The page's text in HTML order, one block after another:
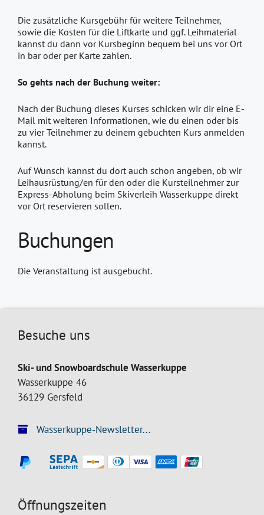
Die zusätzliche Kursgebühr für weitere Teilnehmer,
sowie die Kosten für die Liftkarte und ggf. Leihmaterial
kannst du dann vor Kursbeginn bequem bei uns vor Ort
in bar oder per Karte zahlen.
So gehts nach der Buchung weiter:
Nach der Buchung dieses Kurses schicken wir dir eine E-
Mail mit weiteren Informationen, wie du einen oder bis
zu vier Teilnehmer zu deinem gebuchten Kurs anmelden
kannst.
Auf Wunsch kannst du dort auch schon angeben, ob wir
Leihausrüstung/en für den oder die Kursteilnehmer zur
Express-Abholung beim Skiverleih Wasserkuppe direkt
vor Ort reservieren sollen.
Buchungen
Die Veranstaltung ist ausgebucht.
Besuche uns
Ski- und Snowboardschule Wasserkuppe
Wasserkuppe 46
36129 Gersfeld
Wasserkuppe-Newsletter...
Öffnungszeiten